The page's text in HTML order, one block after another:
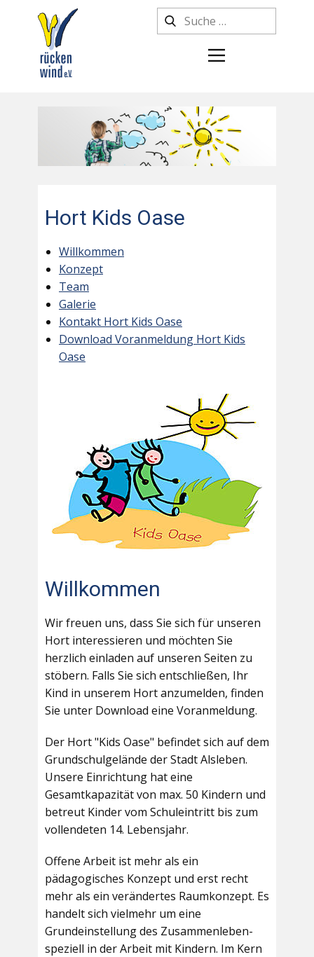
Hort Kids Oase
Willkommen
Konzept
Team
Galerie
Kontakt Hort Kids Oase
Download Voranmeldung Hort Kids
Oase
Willkommen
Wir freuen uns, dass Sie sich für unseren
Hort interessieren und möchten Sie
herzlich einladen auf unseren Seiten zu
stöbern. Falls Sie sich entschließen, Ihr
Kind in unserem Hort anzumelden, finden
Sie unter Download eine Voranmeldung.
Der Hort "Kids Oase" befindet sich auf dem
Grundschulgelände der Stadt Alsleben.
Unsere Einrichtung hat eine
Gesamtkapazität von max. 50 Kindern und
betreut Kinder vom Schuleintritt bis zum
vollendeten 14. Lebensjahr.
Offene Arbeit ist mehr als ein
pädagogisches Konzept und erst recht
mehr als ein verändertes Raumkonzept. Es
handelt sich vielmehr um eine
Grundeinstellung des Zusammenleben-
speziell in der Arbeit mit Kindern. Im Kern